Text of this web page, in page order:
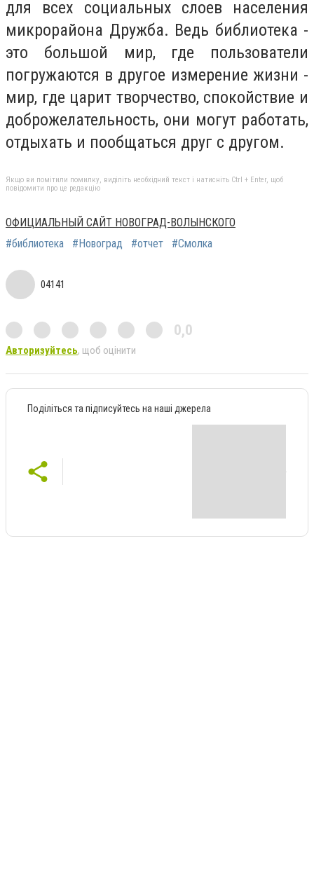
для всех социальных слоев населения
микрорайона Дружба. Ведь библиотека -
это большой мир, где пользователи
погружаются в другое измерение жизни -
мир, где царит творчество, спокойствие и
доброжелательность, они могут работать,
отдыхать и пообщаться друг с другом.
Якщо ви помітили помилку, виділіть необхідний текст і натисніть Ctrl + Enter, щоб
повідомити про це редакцію
ОФИЦИАЛЬНЫЙ САЙТ НОВОГРАД-ВОЛЫНСКОГО
#библиотека
#Новоград #отчет #Смолка
04141
0,0
Авторизуйтесь, щоб оцінити
Поділіться та підписуйтесь на наші джерела